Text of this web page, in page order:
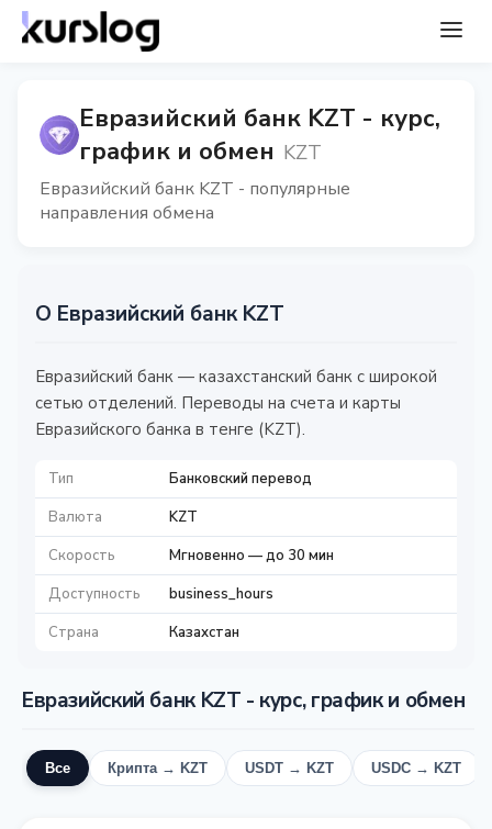
Евразийский банк KZT - курс,
график и обмен KZT
Евразийский банк KZT - популярные
направления обмена
О Евразийский банк KZT
Евразийский банк — казахстанский банк с широкой
сетью отделений. Переводы на счета и карты
Евразийского банка в тенге (KZT).
Тип
Банковский перевод
Валюта
KZT
Скорость
Мгновенно — до 30 мин
Доступность
business_hours
Страна
Казахстан
Евразийский банк KZT - курс, график и обмен
Все Крипта → KZT USDT → KZT USDC → KZT